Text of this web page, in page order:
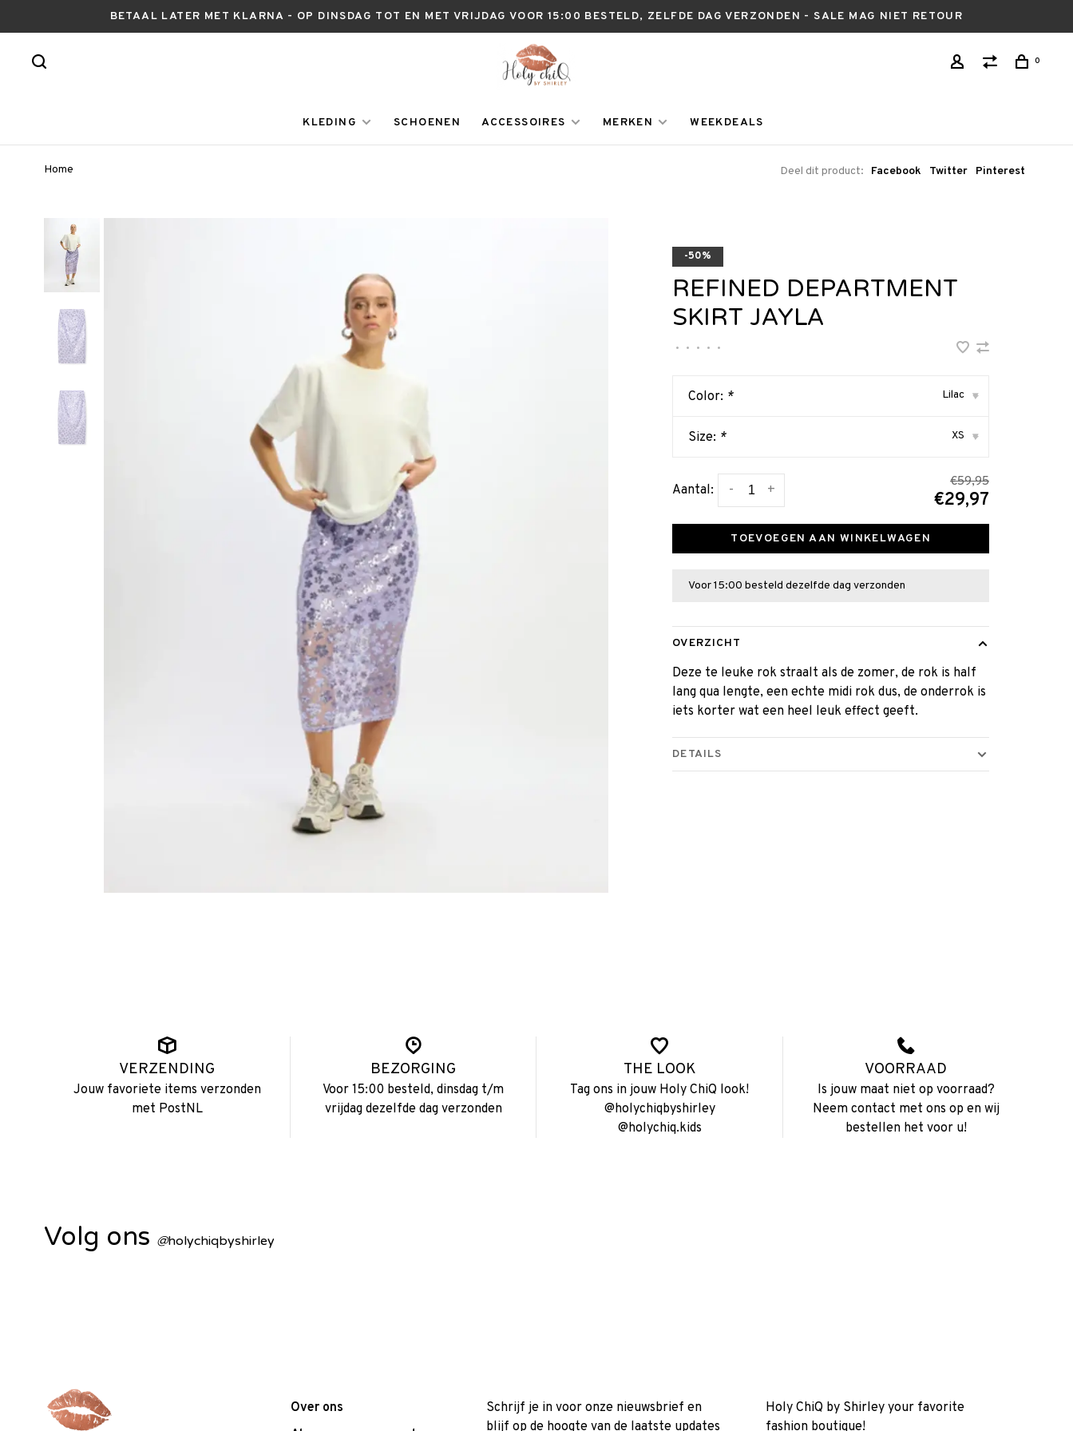
BETAAL LATER MET KLARNA - OP DINSDAG TOT EN MET VRIJDAG VOOR 15:00 BESTELD, ZELFDE DAG VERZONDEN - SALE MAG NIET RETOUR
0
KLEDING SCHOENEN ACCESSOIRES MERKEN WEEKDEALS
Home Deel dit product: Facebook Twitter Pinterest
-50%
REFINED DEPARTMENT
SKIRT JAYLA
• • • • •
Color: * Lilac ▾
Size: * XS ▾
Aantal: +
-
€59,95
€29,97
TOEVOEGEN AAN WINKELWAGEN
Voor 15:00 besteld dezelfde dag verzonden
OVERZICHT
Deze te leuke rok straalt als de zomer, de rok is half
lang qua lengte, een echte midi rok dus, de onderrok is
iets korter wat een heel leuk effect geeft.
DETAILS
VERZENDING
Jouw favoriete items verzonden
met PostNL
BEZORGING
Voor 15:00 besteld, dinsdag t/m
vrijdag dezelfde dag verzonden
THE LOOK
Tag ons in jouw Holy ChiQ look!
@holychiqbyshirley
@holychiq.kids
VOORRAAD
Is jouw maat niet op voorraad?
Neem contact met ons op en wij
bestellen het voor u!
Volg ons @holychiqbyshirley
Over ons
Schrijf je in voor onze nieuwsbrief en
blijf op de hoogte van de laatste updates
Holy ChiQ by Shirley your favorite
fashion boutique!